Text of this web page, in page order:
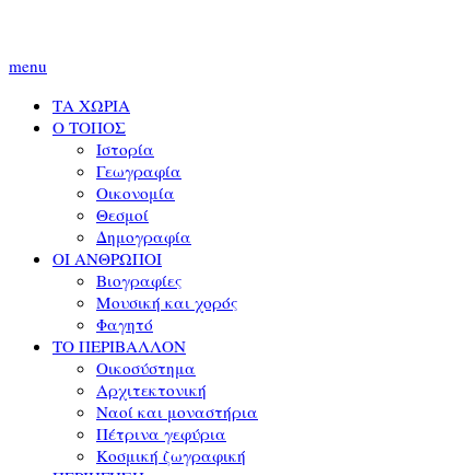
menu
ΤΑ ΧΩΡΙΑ
Ο ΤΟΠΟΣ
Ιστορία
Γεωγραφία
Οικονομία
Θεσμοί
Δημογραφία
ΟΙ ΑΝΘΡΩΠΟΙ
Βιογραφίες
Μουσική και χορός
Φαγητό
ΤΟ ΠΕΡΙΒΑΛΛΟΝ
Οικοσύστημα
Αρχιτεκτονική
Ναοί και μοναστήρια
Πέτρινα γεφύρια
Κοσμική ζωγραφική